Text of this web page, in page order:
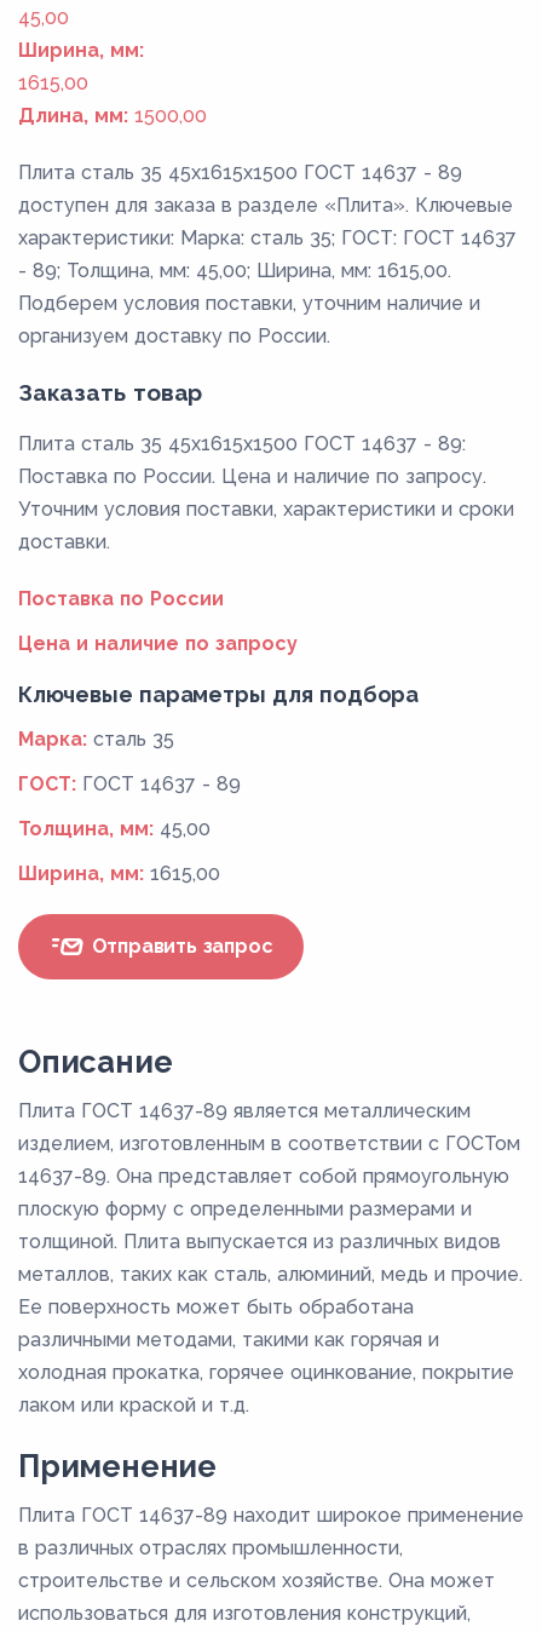
45,00
Ширина, мм:
1615,00
Длина, мм: 1500,00
Плита сталь 35 45x1615x1500 ГОСТ 14637 - 89
доступен для заказа в разделе «Плита». Ключевые
характеристики: Марка: сталь 35; ГОСТ: ГОСТ 14637
- 89; Толщина, мм: 45,00; Ширина, мм: 1615,00.
Подберем условия поставки, уточним наличие и
организуем доставку по России.
Заказать товар
Плита сталь 35 45x1615x1500 ГОСТ 14637 - 89:
Поставка по России. Цена и наличие по запросу.
Уточним условия поставки, характеристики и сроки
доставки.
Поставка по России
Цена и наличие по запросу
Ключевые параметры для подбора
Марка: сталь 35
ГОСТ: ГОСТ 14637 - 89
Толщина, мм: 45,00
Ширина, мм: 1615,00
Отправить запрос
Описание
Плита ГОСТ 14637-89 является металлическим
изделием, изготовленным в соответствии с ГОСТом
14637-89. Она представляет собой прямоугольную
плоскую форму с определенными размерами и
толщиной. Плита выпускается из различных видов
металлов, таких как сталь, алюминий, медь и прочие.
Ее поверхность может быть обработана
различными методами, такими как горячая и
холодная прокатка, горячее оцинкование, покрытие
лаком или краской и т.д.
Применение
Плита ГОСТ 14637-89 находит широкое применение
в различных отраслях промышленности,
строительстве и сельском хозяйстве. Она может
использоваться для изготовления конструкций,